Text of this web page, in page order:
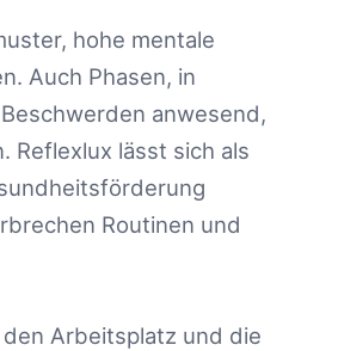
hohe mentale
Auch Phasen, in
anwesend,
Reflexlux lässt sich als
Routinen und
Arbeitsplatz und die